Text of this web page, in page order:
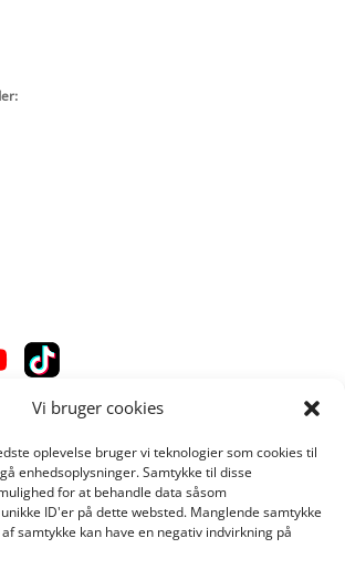
Vi bruger cookies
oplevelse bruger vi teknologier som cookies til
enhedsoplysninger. Samtykke til disse
for at behandle data såsom
ID'er på dette websted. Manglende samtykke
samtykke kan have en negativ indvirkning på